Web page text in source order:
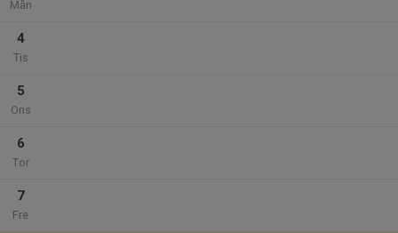
Mån
4
Tis
5
Ons
6
Tor
7
Fre